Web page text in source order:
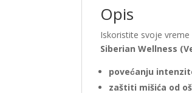
Opis
Iskoristite svoje
Siberian Wellness
povećanju
zaštiti mišića od